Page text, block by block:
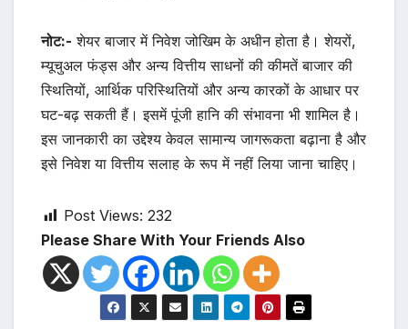
नोट:- शेयर बाजार में निवेश जोखिम के अधीन होता है। शेयरों,
म्यूचुअल फंड्स और अन्य वित्तीय साधनों की कीमतें बाजार की
स्थितियों, आर्थिक परिस्थितियों और अन्य कारकों के आधार पर
घट-बढ़ सकती हैं। इसमें पूंजी हानि की संभावना भी शामिल है।
इस जानकारी का उद्देश्य केवल सामान्य जागरूकता बढ़ाना है और
इसे निवेश या वित्तीय सलाह के रूप में नहीं लिया जाना चाहिए।
Post Views: 232
Please Share With Your Friends Also